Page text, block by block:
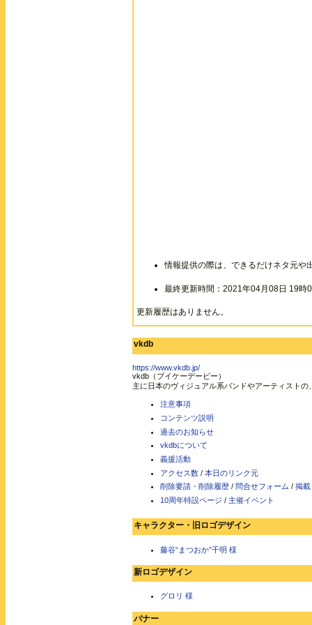
情報提供の際は、できるだけネタ元
最終更新時間：2021年04月08日 19時
更新履歴はありません。
vkdb
https://www.vkdb.jp/
vkdb（ブイケーデービー）
主に日本のヴィジュアル系バンドやアーティスト
注意事項
コンテンツ説明
過去のお知らせ
vkdbについて
義援活動
アクセス数 / 本日のリンク元
削除要請・削除履歴 / 問合せフォーム / 掲載
10周年特設ページ / 主催イベント
キャラクター・旧ロゴデザイン
藤谷“まつおか”千明 様
新ロゴデザイン
グロリ 様
バナー